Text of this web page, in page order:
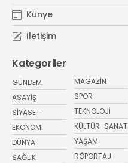
Künye
İletişim
Kategoriler
GÜNDEM
ASAYİŞ
SİYASET
EKONOMİ
DÜNYA
SAĞLIK
MAGAZİN
SPOR
TEKNOLOJİ
KÜLTÜR-SANAT
YAŞAM
RÖPORTAJ